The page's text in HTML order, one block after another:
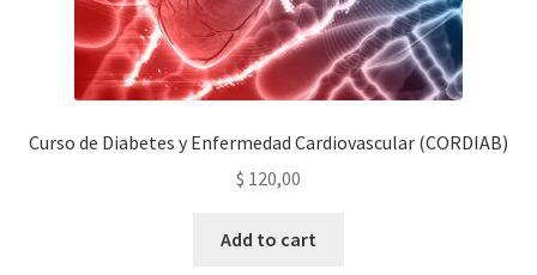
Curso de Diabetes y Enfermedad Cardiovascular (CORDIAB)
$ 120,00
Add to cart